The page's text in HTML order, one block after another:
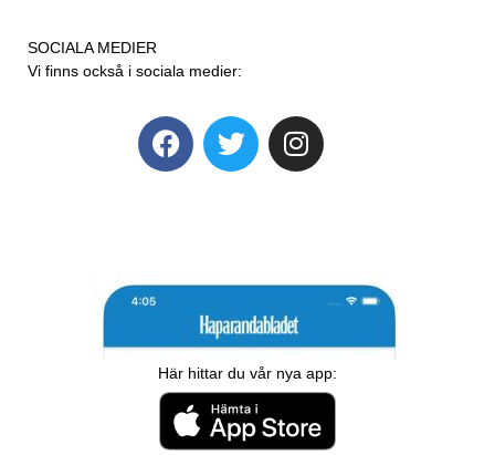
SOCIALA MEDIER
Vi finns också i sociala medier:
Här hittar du vår nya app: